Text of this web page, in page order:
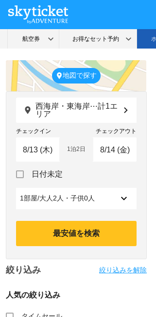
地図で探す
西海岸・東海岸⋯計1エ
リア
チェックイン チェックアウト
forward
with
a
Press
the
key
get
1泊2日
with
select
Press
the
日付未定
1部屋/大人2人・子供0人
最安値を検索
絞り込み 絞り込みを解除
人気の絞り込み